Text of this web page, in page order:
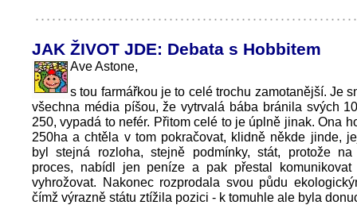
JAK ŽIVOT JDE: Debata s Hobbitem
Ave Astone,
s tou farmářkou je to celé trochu zamotanější. Je
všechna média píšou, že vytrvalá bába bránila svých
250, vypadá to nefér. Přitom celé to je úplně jinak. Ona
250ha a chtěla v tom pokračovat, klidně někde jinde,
byl stejná rozloha, stejně podmínky, stát, protože
proces, nabídl jen peníze a pak přestal
vyhrožovat. Nakonec rozprodala svou půdu
čímž výrazně státu ztížila pozici - k tomuhle ale byla